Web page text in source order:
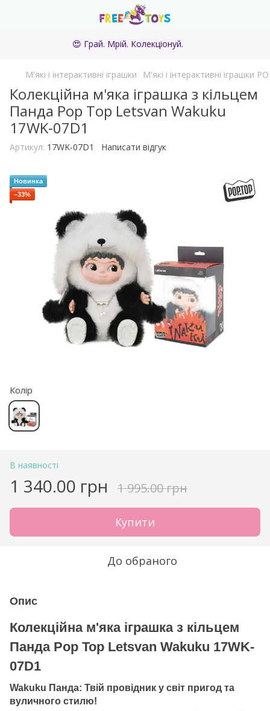
😍 Грай. Мрій. Колекціонуй.
М'які і інтерактивні іграшки М'які і інтерактивні іграшки
Колекційна м'яка іграшка з кільцем
Панда Pop Top Letsvan Wakuku
17WK-07D1
Артикул: 17WK-07D1 Написати відгук
Новинка
−33%
Колір
В наявності
1 340.00 грн 1 995.00 грн
Купити
До обраного
Опис
Колекційна м'яка іграшка з кільцем
Панда Pop Top Letsvan Wakuku 17WK-
07D1
Wakuku Панда: Твій провідник у світ пригод та
вуличного стилю!